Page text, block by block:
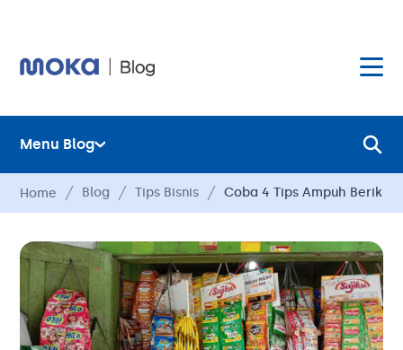
Layanan
Hardware
Harga
Hubungi Kami
Menu Blog
Layanan
Hardware
Harga
Home Blog Tips Bisnis Coba 4 Tips Ampuh Berikut